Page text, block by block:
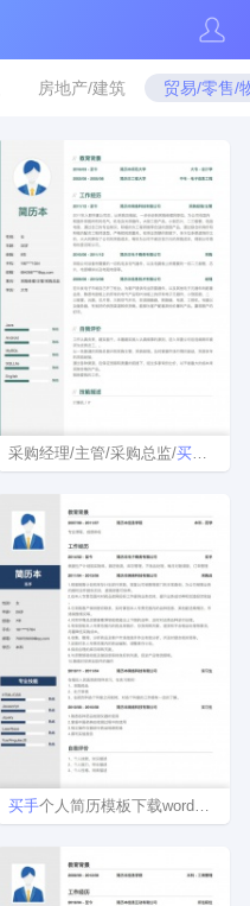
房地产/建筑 贸易/零售/
采购经理/主管/采购总监/买
买手个人简历模板下载word格式